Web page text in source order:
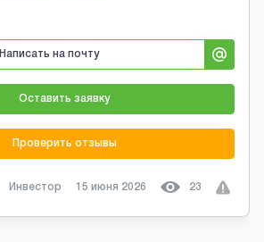
Написать на почту
Оставить заявку
Проверить отзывы
Инвестор 15 июня 2026 23